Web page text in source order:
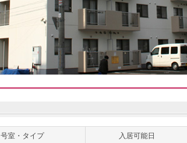
号室・タイプ 入居可能日